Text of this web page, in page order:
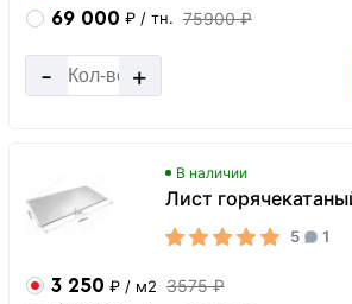
69 000 ₽ / тн. 75900 ₽
- +
В наличии
Лист
5 1
3 250 ₽ / м2 3575 ₽